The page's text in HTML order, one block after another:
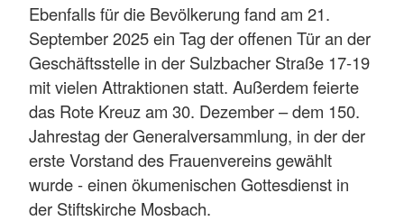
Ebenfalls für die Bevölkerung fand am 21.
September 2025 ein Tag der offenen Tür an der
Geschäftsstelle in der Sulzbacher Straße 17-19
mit vielen Attraktionen statt. Außerdem feierte
das Rote Kreuz am 30. Dezember – dem 150.
Jahrestag der Generalversammlung, in der der
erste Vorstand des Frauenvereins gewählt
wurde - einen ökumenischen Gottesdienst in
der Stiftskirche Mosbach.